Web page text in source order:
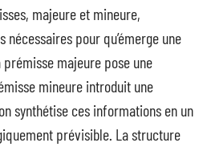
majeure et mineure,
pour qu’émerge une
majeure pose une
mineure introduit une
synthétise ces informations en un
prévisible. La structure